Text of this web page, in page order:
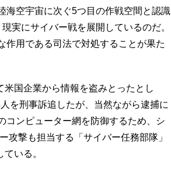
海空宇宙に次ぐ5つ目の作戦空間と認識
実にサイバー戦を展開しているのだ。
作用である司法で対処することが果た
国企業から情報を盗みとったとし
を刑事訴追したが、当然ながら逮捕に
コンピューター網を防御するため、シ
攻撃も担当する「サイバー任務部隊」
いる。